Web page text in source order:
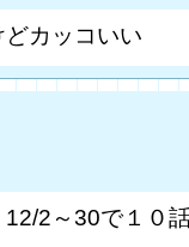
カッコいい
2～30で１０